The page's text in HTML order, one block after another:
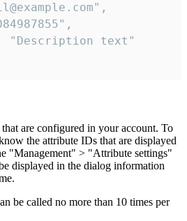
"Description text"
are configured in your account. To
the attribute IDs that are displayed
"Management" > "Attribute settings"
displayed in the dialog information
be called no more than 10 times per